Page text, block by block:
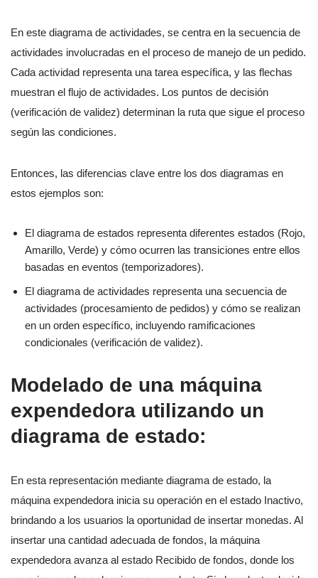
En este diagrama de actividades, se centra en la secuencia de
actividades involucradas en el proceso de manejo de un pedido.
Cada actividad representa una tarea específica, y las flechas
muestran el flujo de actividades. Los puntos de decisión
(verificación de validez) determinan la ruta que sigue el proceso
según las condiciones.
Entonces, las diferencias clave entre los dos diagramas en
estos ejemplos son:
El diagrama de estados representa diferentes estados (Rojo,
Amarillo, Verde) y cómo ocurren las transiciones entre ellos
basadas en eventos (temporizadores).
El diagrama de actividades representa una secuencia de
actividades (procesamiento de pedidos) y cómo se realizan
en un orden específico, incluyendo ramificaciones
condicionales (verificación de validez).
Modelado de una máquina
expendedora utilizando un
diagrama de estado:
En esta representación mediante diagrama de estado, la
máquina expendedora inicia su operación en el estado Inactivo,
brindando a los usuarios la oportunidad de insertar monedas. Al
insertar una cantidad adecuada de fondos, la máquina
expendedora avanza al estado Recibido de fondos, donde los